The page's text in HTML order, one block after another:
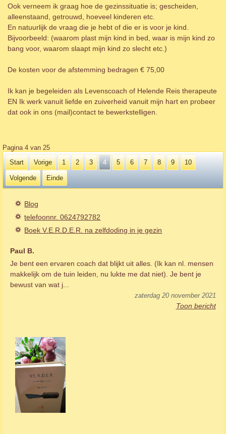
Ook verneem ik graag hoe de gezinssituatie is; gescheiden,
alleenstaand, getrouwd, hoeveel kinderen etc.
En natuurlijk de vraag die je hebt of die er is voor je kind.
Bijvoorbeeld: (waarom plast mijn kind in bed, waar is mijn kind zo
bang voor, waarom slaapt mijn kind zo slecht etc.)
De kosten voor de afstemming bedragen € 75,00
Ik kan je begeleiden als Levenscoach of Helende Reis therapeute
EN Ik werk vanuit liefde en zuiverheid vanuit mijn hart en probeer
dat ook in ons (mail)contact te bewerkstelligen.
Pagina 4 van 25
Start
Vorige 1 2 3 4 5 6 7 8 9 10
Volgende Einde
Blog
telefoonnr. 0624792782
Boek V.E.R.D.E.R. na zelfdoding in je gezin
Paul B.
Je bent een ervaren coach dat blijkt uit alles. (Ik kan nl. mensen
makkelijk om de tuin leiden, nu lukte me dat niet). Je bent je
bewust van wat j...
zaterdag 20 november 2021
Toon bericht